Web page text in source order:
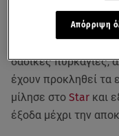
Με πρωτοβουλία
δημιουργείται
δασικές πυρκαγιές,
έχουν προκληθεί τα
μίλησε στο Star και
έξοδα μέχρι την
Απόρριψη